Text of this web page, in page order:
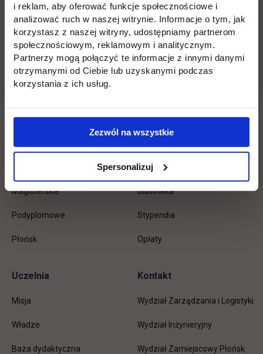
i reklam, aby oferować funkcje społecznościowe i
analizować ruch w naszej witrynie. Informacje o tym, jak
korzystasz z naszej witryny, udostępniamy partnerom
społecznościowym, reklamowym i analitycznym.
Partnerzy mogą połączyć te informacje z innymi danymi
otrzymanymi od Ciebie lub uzyskanymi podczas
korzystania z ich usług.
Zezwól na wszystkie
Spersonalizuj
Zapraszamy do czytania i komentowania!
Pomiń
Informacje w stopce
Edukacja
Magisterskie
Podyplomowe
Płońsk
Student
Dziekanat
Biblioteka
Stypendia
Opłaty
Uczelnia
Misja
Władze
Baza dydaktyczna
Kontakt
Wydział Zarządzania i Logistyki
Wydział Inżynieryjny
Wydział Zamiejscowy Płońsk